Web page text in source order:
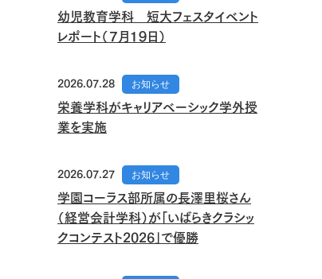
幼児教育学科 短大フェスタイベント
レポート（７月１９日）
2026.07.28 お知らせ
栄養学科がキャリアベーシック学外授
業を実施
2026.07.27 お知らせ
学園コーラス部所属の長澤里桜さん
（経営会計学科）が「いばらきクラシッ
クコンテスト2026」で優勝